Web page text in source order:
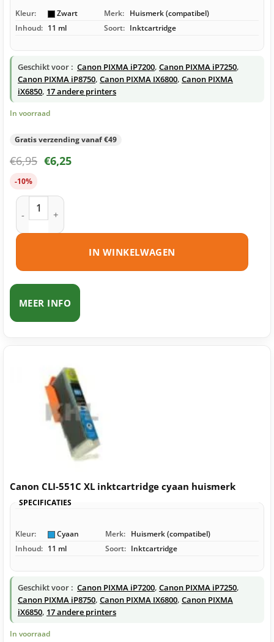
Kleur: Zwart Merk: Huismerk (compatibel)
Inhoud: 11 ml Soort: Inktcartridge
Geschikt voor : Canon PIXMA iP7200, Canon PIXMA iP7250,
Canon PIXMA iP8750, Canon PIXMA IX6800, Canon PIXMA
iX6850, 17 andere printers
In voorraad
Gratis verzending vanaf €49
€6,95 €6,25
-10%
Canon CLI-551BK XL inktcartridge zwart huismerk aantal
IN WINKELWAGEN
MEER INFO
Canon CLI-551C XL inktcartridge cyaan huismerk
SPECIFICATIES
Kleur: Cyaan Merk: Huismerk (compatibel)
Inhoud: 11 ml Soort: Inktcartridge
Geschikt voor : Canon PIXMA iP7200, Canon PIXMA iP7250,
Canon PIXMA iP8750, Canon PIXMA IX6800, Canon PIXMA
iX6850, 17 andere printers
In voorraad